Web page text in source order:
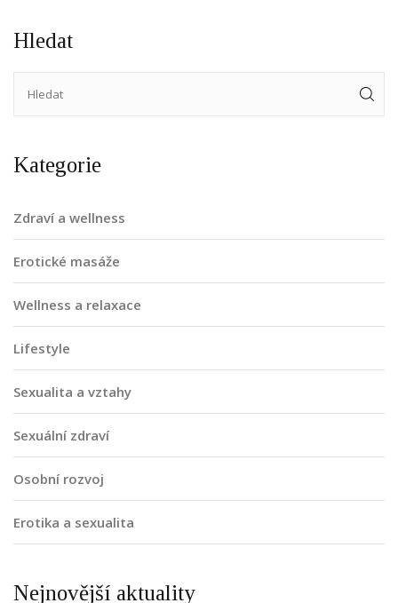
Hledat
Kategorie
Zdraví a wellness
Erotické masáže
Wellness a relaxace
Lifestyle
Sexualita a vztahy
Sexuální zdraví
Osobní rozvoj
Erotika a sexualita
Nejnovější aktuality